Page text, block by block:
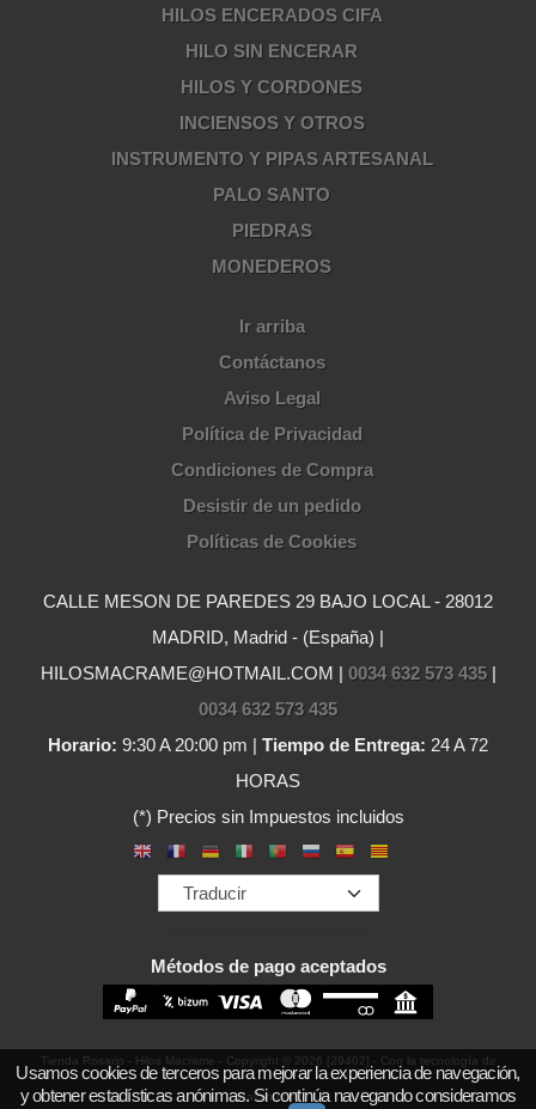
HILOS ENCERADOS CIFA
HILO SIN ENCERAR
HILOS Y CORDONES
INCIENSOS Y OTROS
INSTRUMENTO Y PIPAS ARTESANAL
PALO SANTO
PIEDRAS
MONEDEROS
Ir arriba
Contáctanos
Aviso Legal
Política de Privacidad
Condiciones de Compra
Desistir de un pedido
Políticas de Cookies
CALLE MESON DE PAREDES 29 BAJO LOCAL - 28012
MADRID, Madrid - (España) |
HILOSMACRAME@HOTMAIL.COM | 0034 632 573 435|
0034 632 573 435
Horario: 9:30 A 20:00 pm | Tiempo de Entrega: 24 A 72
HORAS
(*) Precios sin Impuestos incluidos
Métodos de pago aceptados
Tienda Rosario - Hilos Macrame - Copyright © 2026 [29402] - Con la tecnología de
Palbin.com
Usamos cookies de terceros para mejorar la experiencia de navegación,
y obtener estadísticas anónimas. Si continúa navegando consideramos